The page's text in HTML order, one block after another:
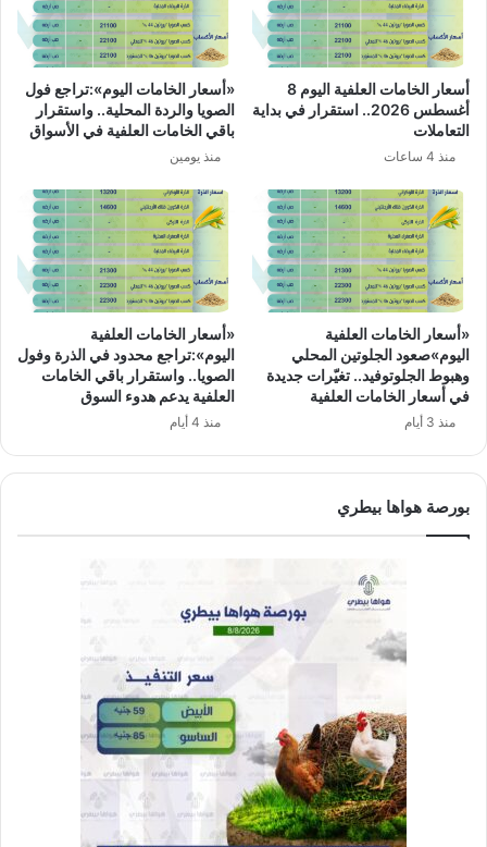
أسعار الخامات العلفية اليوم 8
أغسطس 2026.. استقرار في بداية
التعاملات
منذ 4 ساعات
«أسعار الخامات اليوم»:تراجع فول
الصويا والردة المحلية.. واستقرار
باقي الخامات العلفية في الأسواق
منذ يومين
«أسعار الخامات العلفية
اليوم»صعود الجلوتين المحلي
وهبوط الجلوتوفيد.. تغيّرات جديدة
في أسعار الخامات العلفية
منذ 3 أيام
«أسعار الخامات العلفية
اليوم»:تراجع محدود في الذرة وفول
الصويا.. واستقرار باقي الخامات
العلفية يدعم هدوء السوق
منذ 4 أيام
بورصة هواها بيطري